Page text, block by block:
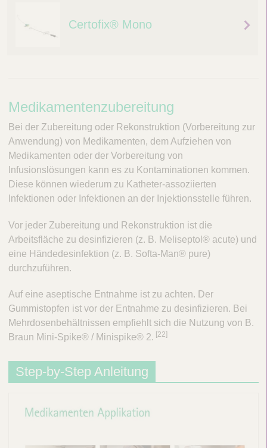
Certofix® Mono
M
e
d
i
k
a
e
n
t
e
n
z
u
b
e
Medikamentenzubereitung
Bei der Zubereitung oder Rekonstruktion (Vorbereitung zur
Anwendung) von Medikamenten, dem Aufziehen von
Medikamenten oder der Vorbereitung von
Infusionslösungen kann es zu Kontaminationen kommen.
Diese können wiederum zu Katheter-assoziierten
Infektionen oder Infektionen an der Injektionsstelle führen.
Vor jeder Zubereitung und Rekonstruktion ist die
Arbeitsfläche zu desinfizieren (z. B. Meliseptol® acute) und
eine Händedesinfektion (z. B. Softa-Man® pure)
durchzuführen.
Auf eine aseptische Entnahme ist zu achten. Der
Gummistopfen ist vor der Entnahme zu desinfizieren. Bei
Mehrdosenbehältnissen empfiehlt sich die Nutzung von B.
Braun Mini-Spike® / Minispike® 2. [22]
Step-by-Step Anleitung